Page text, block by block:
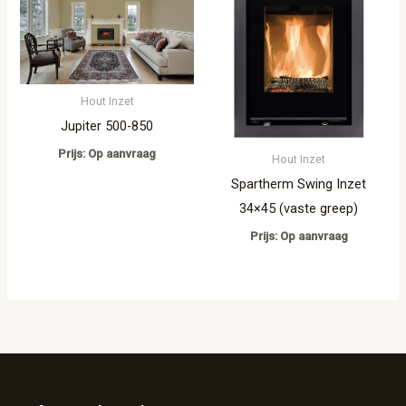
Hout Inzet
Jupiter 500-850
Prijs: Op aanvraag Hout Inzet
Spartherm Swing Inzet
34×45 (vaste greep)
Prijs: Op aanvraag